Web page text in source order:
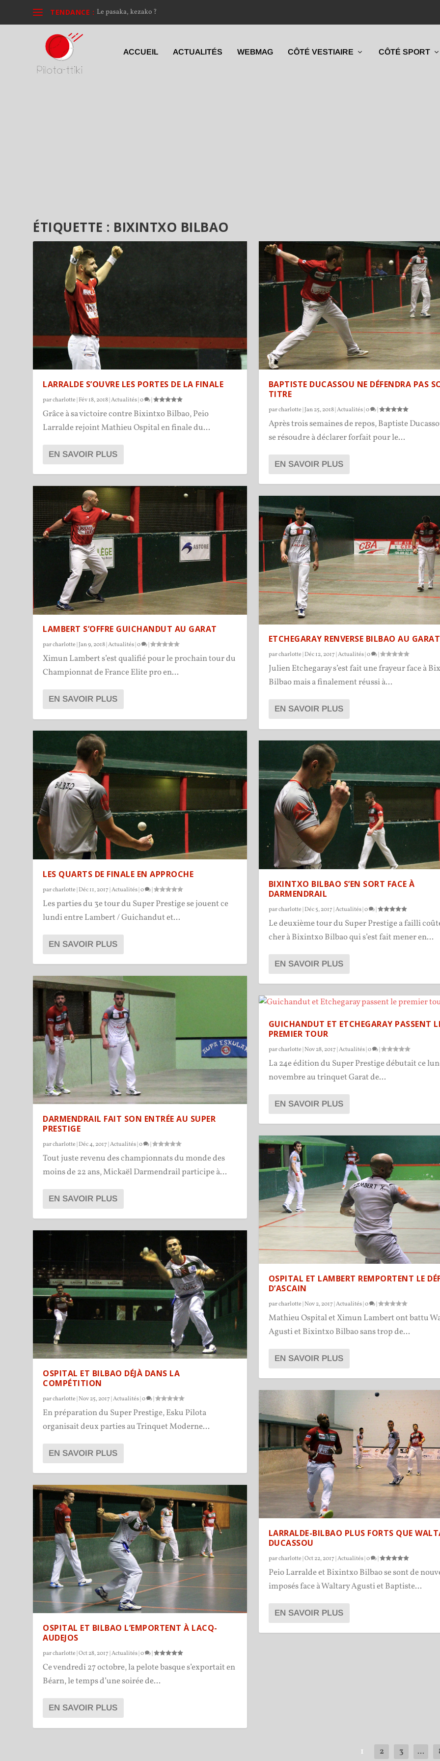
TENDANCE : Le pasaka, kezako ?
ACCUEIL ACTUALITÉS WEBMAG CÔTÉ VESTIAIRE CÔTÉ SPORT
ÉTIQUETTE : BIXINTXO BILBAO
LARRALDE S’OUVRE LES PORTES DE LA FINALE
parcharlotte Fév 18, 2018 |Actualités |0 |
Grâce à sa victoire contre Bixintxo Bilbao, Peio
Larralde rejoint Mathieu Ospital en finale du...
EN SAVOIR PLUS
LAMBERT S’OFFRE GUICHANDUT AU GARAT
parcharlotte Jan 9, 2018 |Actualités |0 |
Ximun Lambert s’est qualifié pour le prochain tour du
Championnat de France Elite pro en...
EN SAVOIR PLUS
LES QUARTS DE FINALE EN APPROCHE
parcharlotte Déc 11, 2017 |Actualités |0 |
Les parties du 3e tour du Super Prestige se jouent ce
lundi entre Lambert / Guichandut et...
EN SAVOIR PLUS
DARMENDRAIL FAIT SON ENTRÉE AU SUPER
PRESTIGE
parcharlotte Déc 4, 2017 |Actualités |0 |
Tout juste revenu des championnats du monde des
moins de 22 ans, Mickaël Darmendrail participe à...
EN SAVOIR PLUS
OSPITAL ET BILBAO DÉJÀ DANS LA
COMPÉTITION
parcharlotte Nov 25, 2017 |Actualités |0 |
En préparation du Super Prestige, Esku Pilota
organisait deux parties au Trinquet Moderne...
EN SAVOIR PLUS
OSPITAL ET BILBAO L’EMPORTENT À LACQ-
AUDEJOS
parcharlotte |Oct 28, 2017 |Actualités |0 |
Ce vendredi 27 octobre, la pelote basque s’exportait en
Béarn, le temps d’une soirée de...
EN SAVOIR PLUS
BAPTISTE DUCASSOU NE DÉFENDRA PAS
TITRE
parcharlotte Jan 25, 2018| Actualités| 0 |
Après trois semaines de repos, Baptiste
se résoudre à déclarer forfait pour le...
EN SAVOIR PLUS
ETCHEGARAY RENVERSE BILBAO AU GARAT
parcharlotte Déc 12, 2017 Actualités| 0 |
Julien Etchegaray s’est fait une frayeur face à
Bilbao mais a finalement réussi à...
EN SAVOIR PLUS
BIXINTXO BILBAO S’EN SORT FACE À
DARMENDRAIL
parcharlotte Déc 5, 2017 Actualités| 0 |
Le deuxième tour du Super Prestige a failli
cher à Bixintxo Bilbao qui s’est fait mener en...
EN SAVOIR PLUS
GUICHANDUT ET ETCHEGARAY PASSENT
PREMIER TOUR
parcharlotte Nov 28, 2017 Actualités| 0 |
La 24e édition du Super Prestige débutait ce
novembre au trinquet Garat de...
EN SAVOIR PLUS
OSPITAL ET LAMBERT REMPORTENT LE
D’ASCAIN
parcharlotte Nov 2, 2017 Actualités| 0 |
Mathieu Ospital et Ximun Lambert ont battu
Agusti et Bixintxo Bilbao sans trop de...
EN SAVOIR PLUS
LARRALDE-BILBAO PLUS FORTS QUE
DUCASSOU
parcharlotte Oct 22, 2017 Actualités| 0 |
Peio Larralde et Bixintxo Bilbao se sont de
imposés face à Waltary Agusti et Baptiste...
EN SAVOIR PLUS
1 2 3 ...